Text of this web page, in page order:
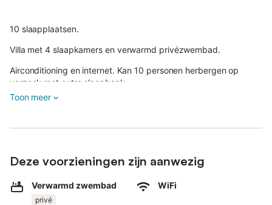
10 slaapplaatsen.
Villa met 4 slaapkamers en verwarmd privézwembad.
Airconditioning en internet. Kan 10 personen herbergen op
verzoek met extra slaapbank.
Volledig omheinde tuin.
minuten van prachtige stranden en de beroemde strip en 15
minuten van top golfbanen.
Terugbetaalde borg vereist.
Voor de verwarming van het zwembad geldt een toeslag per
Toon meer
Deze voorzieningen zijn aanwezig
Verwarmd zwembad
privé
WiFi